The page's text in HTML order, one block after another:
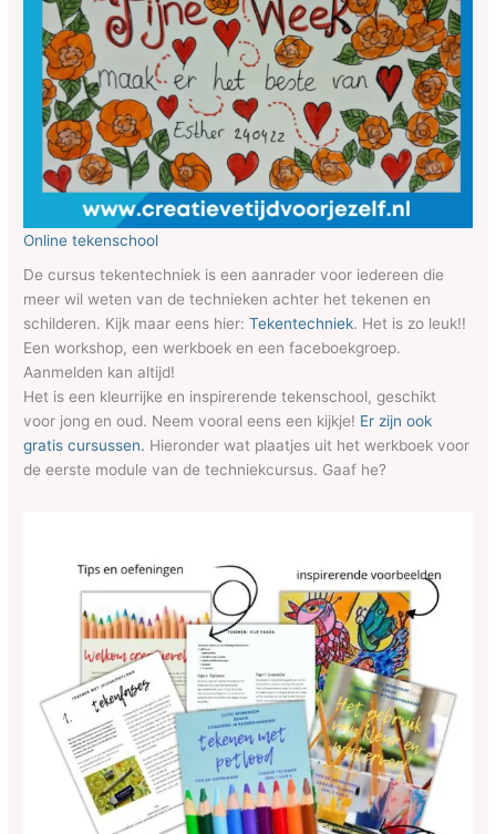
Online tekenschool
De cursus tekentechniek is een aanrader voor iedereen die
meer wil weten van de technieken achter het tekenen en
schilderen. Kijk maar eens hier:Tekentechniek. Het is zo leuk!!
Een workshop, een werkboek en een faceboekgroep.
Aanmelden kan altijd!
Het is een kleurrijke en inspirerende tekenschool, geschikt
voor jong en oud. Neem vooral eens een kijkje! Er zijn ook
gratis cursussen. Hieronder wat plaatjes uit het werkboek voor
de eerste module van de techniekcursus. Gaaf he?